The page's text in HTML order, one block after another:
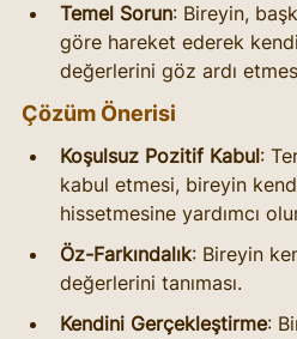
Temel Sorun: Bireyin,
göre hareket ederek
değerlerini göz ardı
Çözüm Önerisi
Koşulsuz Pozitif Kabul:
kabul etmesi, bireyin
hissetmesine yardımcı
Öz-Farkındalık: Bireyin
değerlerini tanıması.
Kendini Gerçekleştirme: